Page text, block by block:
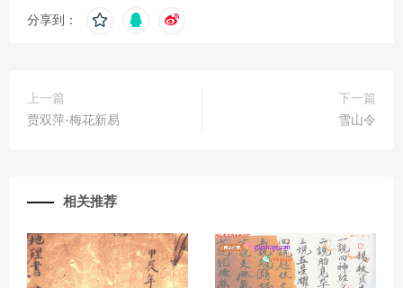
分享到：
上一篇
贾双萍-梅花新易
下一篇
雪山令
相关推荐